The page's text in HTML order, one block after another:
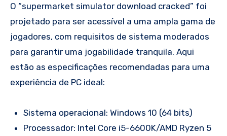
O “supermarket simulator download cracked” foi
projetado para ser acessível a uma ampla gama de
jogadores, com requisitos de sistema moderados
para garantir uma jogabilidade tranquila. Aqui
estão as especificações recomendadas para uma
experiência de PC ideal:
Sistema operacional: Windows 10 (64 bits)
Processador: Intel Core i5-6600K/AMD Ryzen 5